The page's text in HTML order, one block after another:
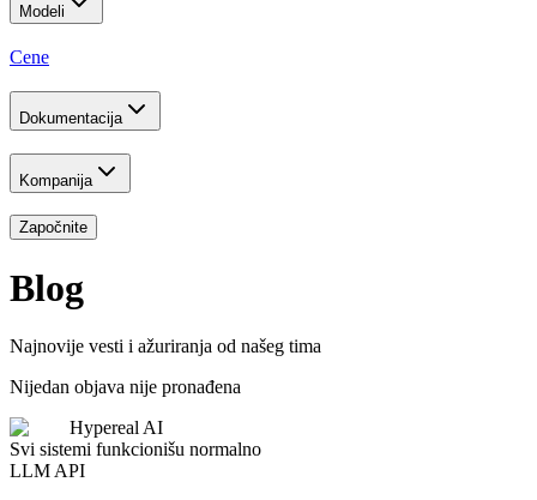
Modeli
Cene
Dokumentacija
Kompanija
Započnite
Blog
Najnovije vesti i ažuriranja od našeg tima
Nijedan objava nije pronađena
Hypereal AI
Svi sistemi funkcionišu normalno
LLM API